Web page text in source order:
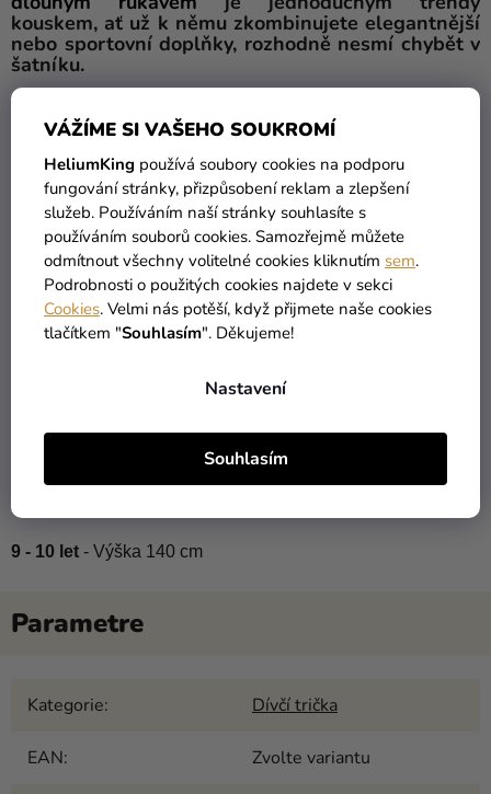
VÁŽÍME SI VAŠEHO SOUKROMÍ
HeliumKing používá soubory cookies na podporu
fungování stránky, přizpůsobení reklam a zlepšení
služeb. Používáním naší stránky souhlasíte s
používáním souborů cookies. Samozřejmě můžete
odmítnout všechny volitelné cookies kliknutím sem.
Podrobnosti o použitých cookies najdete v sekci
Cookies. Velmi nás potěší, když přijmete naše cookies
tlačítkem "Souhlasím". Děkujeme!
Nastavení
Souhlasím
kouskem, ať už k němu zkombinujete elegantnější
nebo sportovní doplňky, rozhodně nesmí chybět v
šatníku.
Počet:1 ks
Barva: růžová
Jak si správně vybrat oblečení? V orientaci ve velikostech
3 - 4 roky - Výška 104 cm
4 - 5 let - Výška 110 cm
9 - 10 let - Výška 140 cm
Kategorie: Dívčí trička
EAN: Zvolte variantu